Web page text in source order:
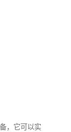
，它可以实